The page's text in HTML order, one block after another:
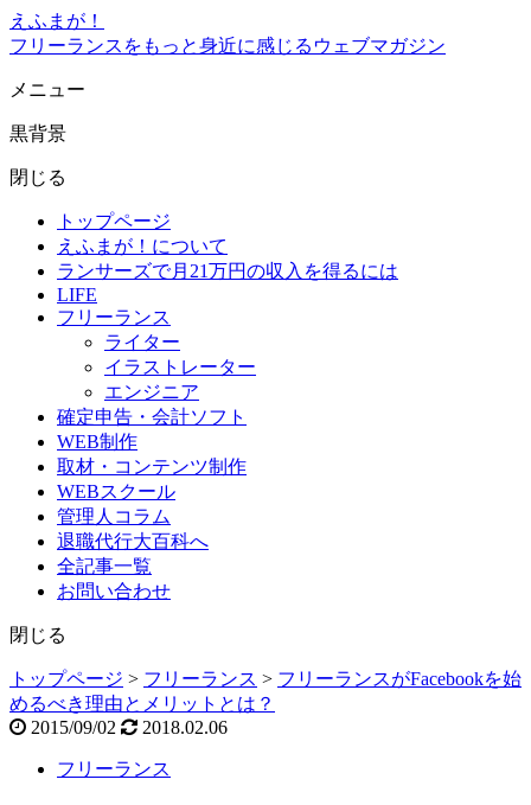
えふまが！
フリーランスをもっと身近に感じるウェブマガジン
メニュー
黒背景
閉じる
トップページ
えふまが！について
ランサーズで月21万円の収入を得るには
LIFE
フリーランス
ライター
イラストレーター
エンジニア
確定申告・会計ソフト
WEB制作
取材・コンテンツ制作
WEBスクール
管理人コラム
退職代行大百科へ
全記事一覧
お問い合わせ
閉じる
トップページ > フリーランス > フリーランスがFacebookを始
めるべき理由とメリットとは？
2015/09/02
2018.02.06
フリーランス